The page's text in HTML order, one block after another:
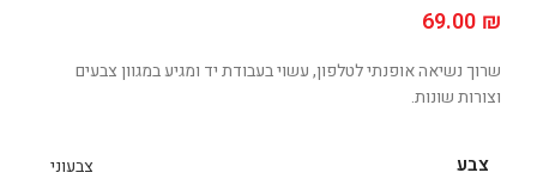
69.00 ₪
שרוך נשיאה אופנתי לטלפון, עשוי בעבודת יד ומגיע במגוון צבעים
וצורות שונות.
צבע צבעוני